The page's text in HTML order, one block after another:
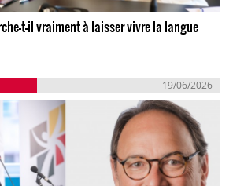
t-il vraiment à laisser vivre la langue
19/06/2026